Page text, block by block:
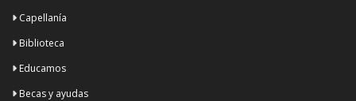
Capellanía
Biblioteca
Educamos
Becas y ayudas